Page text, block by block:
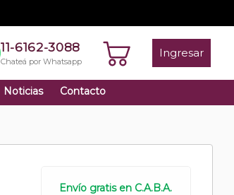
11-6162-3088
Chateá por Whatsapp
Ingresar
Noticias Contacto
Envío gratis en C.A.B.A.